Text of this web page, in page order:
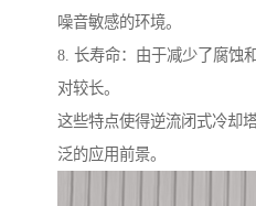
噪音敏感的环境。
8. 长寿命：由于减少了腐蚀
对较长。
这些特点使得逆流闭式冷却
泛的应用前景。